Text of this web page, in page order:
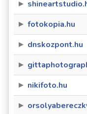
fotokopia.hu
dnskozpont.hu
nikifoto.hu